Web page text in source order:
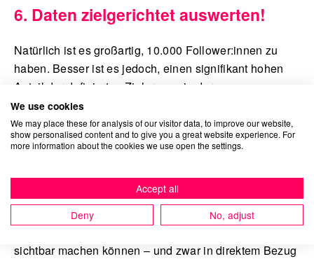
6. Daten zielgerichtet auswerten!
Natürlich ist es großartig, 10.000 Follower:innen zu
haben. Besser ist es jedoch, einen signifikant hohen
Anteil der definierten Zielgruppe in der
Follower:innenschaft zu haben. Natürlich sind Likes
unter Beiträgen ein tolles Kompliment. Wertvoller sind
allerdings Kommentare, die sich inhaltlich mit den
Feedback kritisch ist. Wichtig ist festzuhalten: In einem
Umfeld, in dem praktisch alles „trackbar“ ist, müssen
Daten zielgerichtet ausgewertet werden, damit sie den
sichtbar machen können – und zwar in direktem Bezug
We use cookies
We may place these for analysis of our visitor data, to improve our website,
show personalised content and to give you a great website experience. For
more information about the cookies we use open the settings.
Accept all
Deny
No, adjust